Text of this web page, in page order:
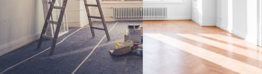
Obligatoires
Ces scripts
sont
nécessaires
pour pouvoir